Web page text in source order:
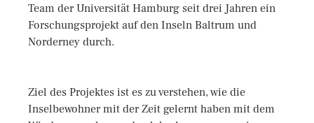
Team der Universität Hamburg seit drei Jahren ein
Forschungsprojekt auf den Inseln Baltrum und
Norderney durch.
Ziel des Projektes ist es zu verstehen, wie die
Inselbewohner mit der Zeit gelernt haben mit dem